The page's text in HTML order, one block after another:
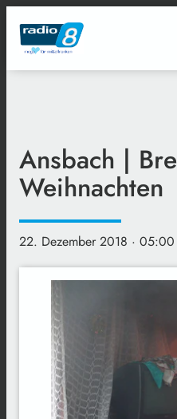
Ansbach |
Weihnachten
22. Dezember 2018 ·